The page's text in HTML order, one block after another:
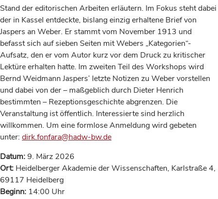
Stand der editorischen Arbeiten erläutern. Im Fokus steht dabei
der in Kassel entdeckte, bislang einzig erhaltene Brief von
Jaspers an Weber. Er stammt vom November 1913 und
befasst sich auf sieben Seiten mit Webers „Kategorien“-
Aufsatz, den er vom Autor kurz vor dem Druck zu kritischer
Lektüre erhalten hatte. Im zweiten Teil des Workshops wird
Bernd Weidmann Jaspers’ letzte Notizen zu Weber vorstellen
und dabei von der – maßgeblich durch Dieter Henrich
bestimmten – Rezeptionsgeschichte abgrenzen. Die
Veranstaltung ist öffentlich. Interessierte sind herzlich
willkommen. Um eine formlose Anmeldung wird gebeten
unter: dirk.fonfara@hadw-bw.de
Datum:9. März 2026
Ort: Heidelberger Akademie der Wissenschaften, Karlstraße 4,
69117 Heidelberg
Beginn: 14:00 Uhr